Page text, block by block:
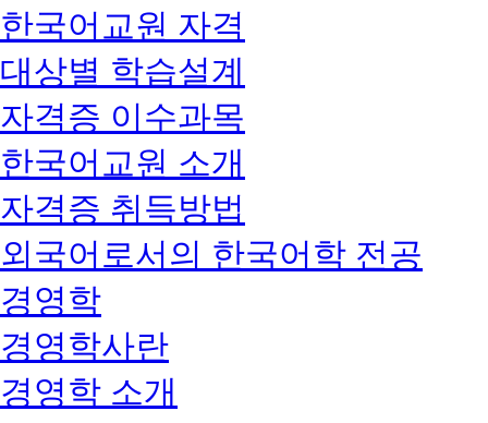
한국어교원 자격
대상별 학습설계
자격증 이수과목
한국어교원 소개
자격증 취득방법
외국어로서의 한국어학 전공
경영학
경영학사란
경영학 소개